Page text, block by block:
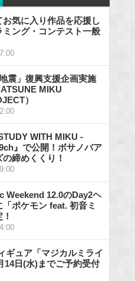
気に入り作品を応援し
ミング・コンテスト一般
震」復興支援企画実施
MIKU
）
WITH MIKU -
』で公開！ボサノバア
締めくくり！
Weekend 12.0のDay2ヘ
ポケモン feat. 初音ミ
ギュア「マジカルミライ
14日(水)までご予約受付